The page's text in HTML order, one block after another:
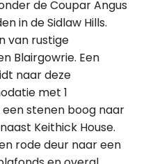
de Coupar Angus
in de Sidlaw Hills.
van rustige
Blairgowrie. Een
naar deze
met 1
stenen boog naar
Keithick House.
rode deur naar een